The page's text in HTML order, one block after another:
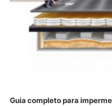
Guia completo para